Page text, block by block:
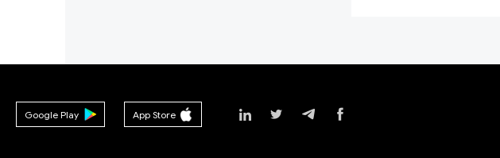
App Store
Google Play